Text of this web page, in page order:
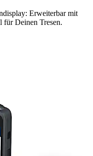
Erweiterbar mit
für Deinen Tresen.